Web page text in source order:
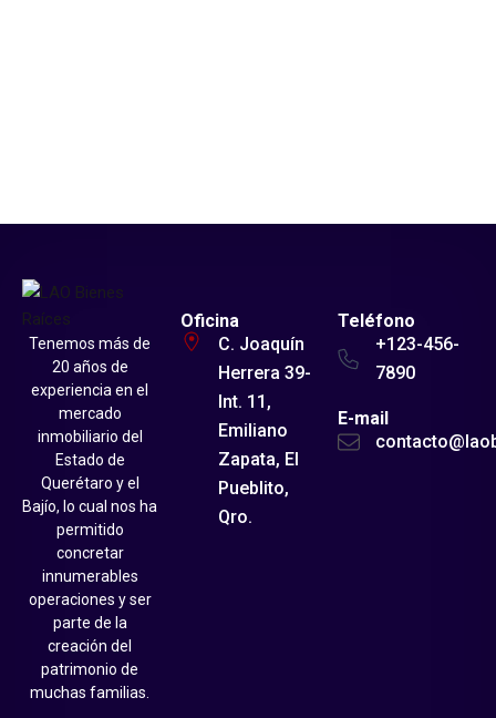
Tenemos más de
20 años de
experiencia en el
mercado
inmobiliario del
Estado de
Querétaro y el
Bajío, lo cual nos ha
permitido
concretar
innumerables
operaciones y ser
parte de la
creación del
patrimonio de
muchas familias.
Oficina
C. Joaquín
Herrera 39-
Int. 11,
Emiliano
Zapata, El
Pueblito,
Qro.
Teléfono
+123-456-
7890
E-mail